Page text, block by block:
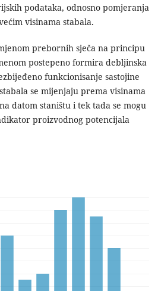
podataka, odnosno pomjeranja
visinama stabala.
prebornih sječa na principu
postepeno formira debljinska
funkcionisanje sastojine
se mijenjaju prema visinama
datom staništu i tek tada se mogu
proizvodnog potencijala